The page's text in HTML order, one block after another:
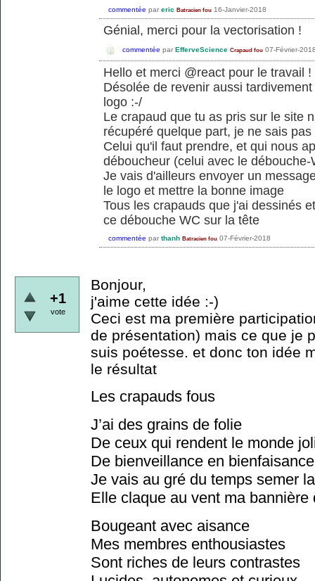
commentée par eric Batracien fou 16-Janvier-2018
Génial, merci pour la vectorisation !
commentée par EfferveScience Crapaud fou 07-Février-
Hello et merci @react pour le travail !
Désolée de revenir aussi
logo :-/
Le crapaud que tu as pris sur le site
récupéré quelque part, je ne sais
Celui qu'il faut prendre, et qui nous
déboucheur (celui avec le
Je vais d'ailleurs envoyer un
le logo et mettre la bonne image
Tous les crapauds que j'ai dessinés
ce débouche WC sur la tête
commentée par thanh Batracien fou 07-Février-2018
+1
vote
Bonjour,
j'aime cette idée :-)
Ceci est ma première
de présentation) mais ce que je
suis poétesse. et donc ton idée
le résultat
Les crapauds fous
J’ai des grains de folie
De ceux qui rendent le monde
De bienveillance en bienfaisance
Je vais au gré du temps semer
Elle claque au vent ma bannière
Bougeant avec aisance
Mes membres enthousiastes
Sont riches de leurs contrastes